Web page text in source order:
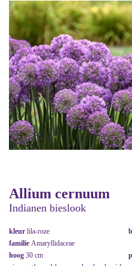
Allium cernuum
Indianen bieslook
kleur lila-roze
familie Amaryllidaceae
hoog 30 cm